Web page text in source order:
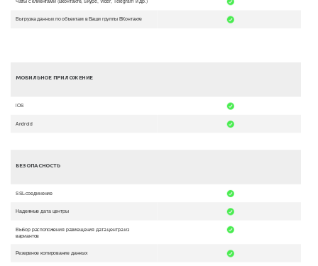
Выгрузка данных по объектам в Ваши группы ВКонтакте
МОБИЛЬНОЕ ПРИЛОЖЕНИЕ
iOS
Android
БЕЗОПАСНОСТЬ
SSL-соединение
Надежные дата центры
Выбор расположения размещения дата центра из
вариантов
Резервное копирование данных